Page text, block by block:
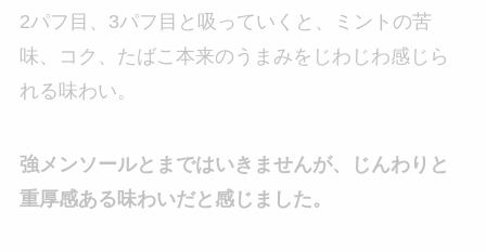
2パフ目、3パフ目と吸っていくと、ミントの苦
味、コク、たばこ本来のうまみをじわじわ感じら
れる味わい。
強メンソールとまではいきませんが、じんわりと
重厚感ある味わいだと感じました。